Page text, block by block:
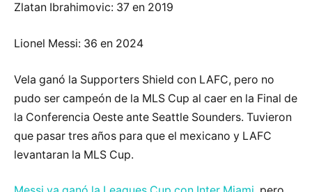
Zlatan Ibrahimovic: 37 en 2019
Lionel Messi: 36 en 2024
Vela ganó la Supporters Shield con LAFC, pero no
pudo ser campeón de la MLS Cup al caer en la Final de
la Conferencia Oeste ante Seattle Sounders. Tuvieron
que pasar tres años para que el mexicano y LAFC
levantaran la MLS Cup.